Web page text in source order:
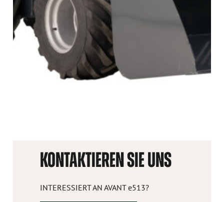
KONTAKTIEREN SIE UNS
INTERESSIERT AN AVANT e513?